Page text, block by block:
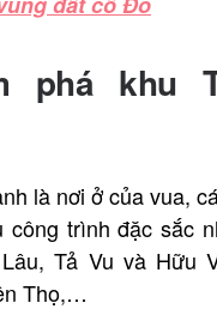
phá khu
là nơi ở của vua,
công trình đặc sắc
Tả Vu và Hữu
Thọ,…